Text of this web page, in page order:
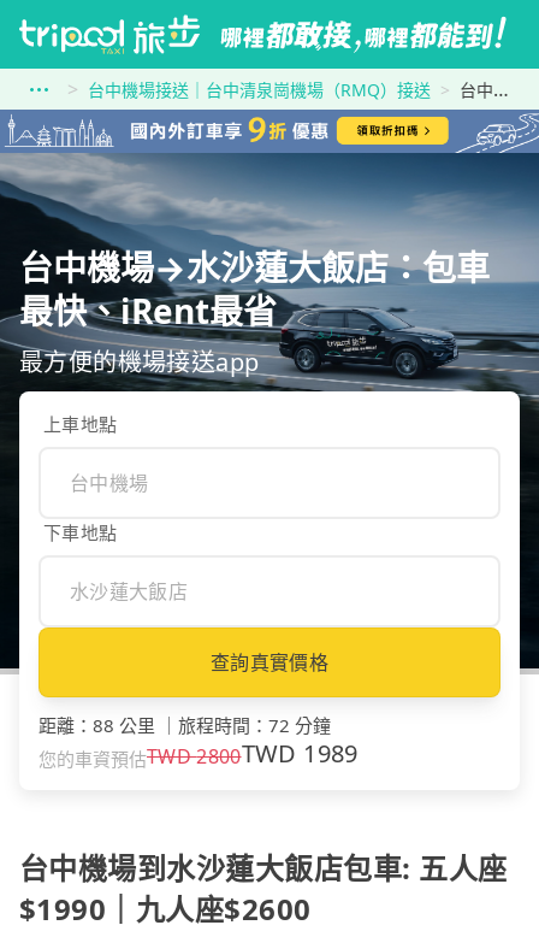
台中機場接送｜台中清泉崗機場（RMQ）接送 台中機場到水沙蓮大飯店
台中機場→水沙蓮大飯店：包車
最快、iRent最省
最方便的機場接送app
上車地點
下車地點
查詢真實價格
距離 ： 88 公里 旅程時間 ： 72 分鐘
您的車資預估TWD2800TWD 1989
台中機場到水沙蓮大飯店包車: 五人座
$1990｜九人座$2600